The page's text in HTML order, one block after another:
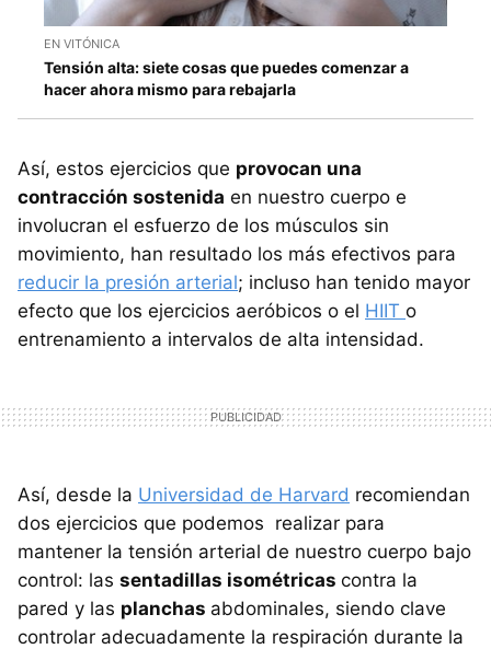
EN VITÓNICA
Tensión alta: siete cosas que puedes comenzar a
hacer ahora mismo para rebajarla
Así, estos ejercicios que provocan una
contracción sostenida en nuestro cuerpo e
involucran el esfuerzo de los músculos sin
movimiento, han resultado los más efectivos para
reducir la presión arterial; incluso han tenido mayor
efecto que los ejercicios aeróbicos o el HIIT o
entrenamiento a intervalos de alta intensidad.
Así, desde la Universidad de Harvard recomiendan
dos ejercicios que podemos realizar para
mantener la tensión arterial de nuestro cuerpo bajo
control: las sentadillas isométricas contra la
pared y las planchas abdominales, siendo clave
controlar adecuadamente la respiración durante la